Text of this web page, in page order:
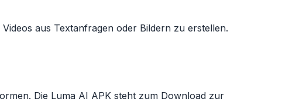
aus Textanfragen oder Bildern zu erstellen.
Die Luma AI APK steht zum Download zur